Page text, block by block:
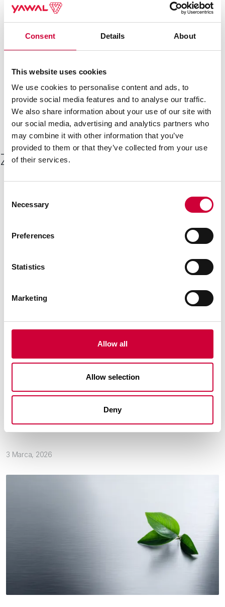
Consent Details About
This website uses cookies
We use cookies to personalise content and ads, to
provide social media features and to analyse our traffic.
We also share information about your use of our site with
our social media, advertising and analytics partners who
may combine it with other information that you’ve
provided to them or that they’ve collected from your use
of their services.
Selection
Necessary
Preferences
Statistics
Marketing
Allow all
Allow selection
Deny
Konstrukcja w 127. minucie badania.
Zobacz inne
Otwarta Przestrzeń Architektury. MoreView Days.
3 Marca, 2026